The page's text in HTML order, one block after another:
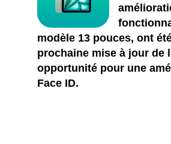
modèle 13 pouces, ont
prochaine mise à jour de
opportunité pour une
Face ID.